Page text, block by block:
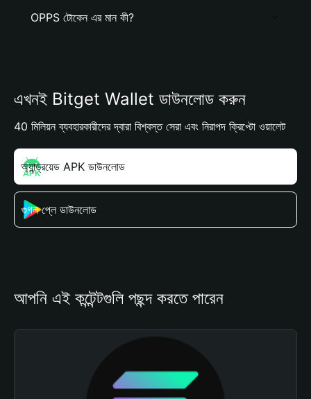
OPPS টোকেন এর মান কী?
এখনই Bitget Wallet ডাউনলোড করুন
40 মিলিয়ন ব্যবহারকারীদের দ্বারা বিশ্বস্ত সেরা এবং নিরাপদ ক্রিপ্টো ওয়ালেট
অ্যান্ড্রয়েড APK ডাউনলোড
গুগল প্লে ডাউনলোড
আপনি এই কন্টেন্টগুলি পছন্দ করতে পারেন